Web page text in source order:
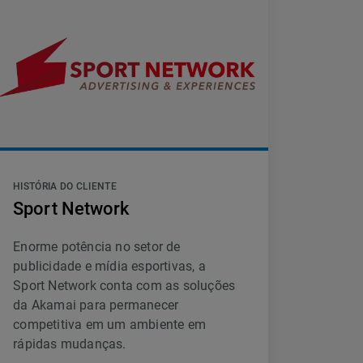
HISTÓRIA DO CLIENTE
Sport Network
Enorme potência no setor de
publicidade e mídia esportivas, a
Sport Network conta com as soluções
da Akamai para permanecer
competitiva em um ambiente em
rápidas mudanças.